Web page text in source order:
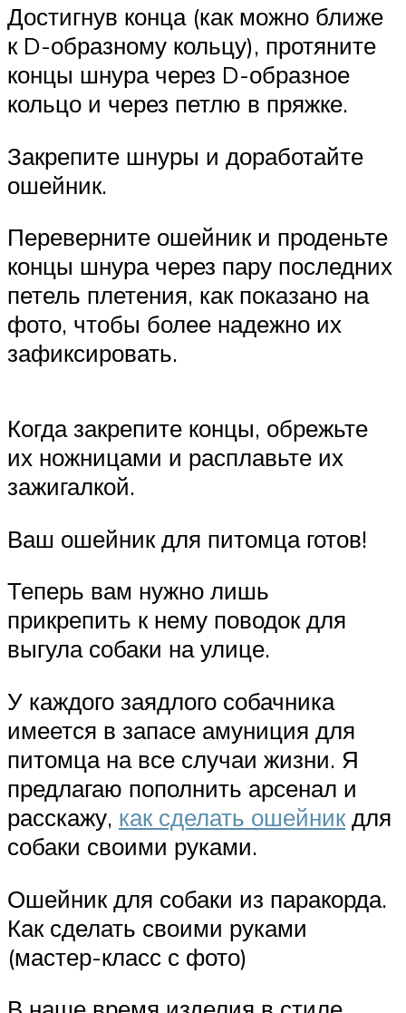
Достигнув конца (как можно ближе
к D-образному кольцу), протяните
концы шнура через D-образное
кольцо и через петлю в пряжке.
Закрепите шнуры и доработайте
ошейник.
Переверните ошейник и проденьте
концы шнура через пару последних
петель плетения, как показано на
фото, чтобы более надежно их
зафиксировать.
Когда закрепите концы, обрежьте
их ножницами и расплавьте их
зажигалкой.
Ваш ошейник для питомца готов!
Теперь вам нужно лишь
прикрепить к нему поводок для
выгула собаки на улице.
У каждого заядлого собачника
имеется в запасе амуниция для
питомца на все случаи жизни. Я
предлагаю пополнить арсенал и
расскажу, как сделать ошейник для
собаки своими руками.
Ошейник для собаки из паракорда.
Как сделать своими руками
(мастер-класс с фото)